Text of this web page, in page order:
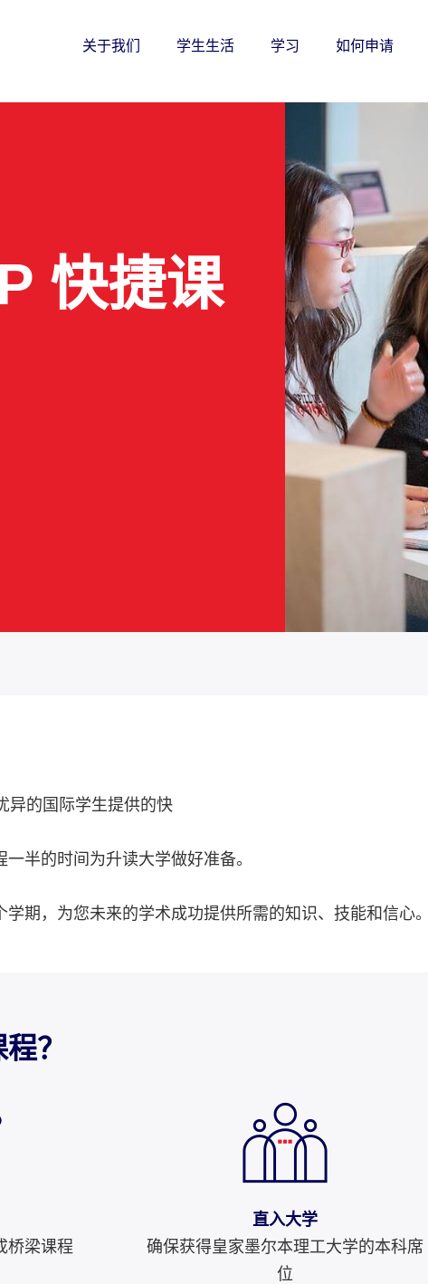
关于我们 学生生活 学习 如何申请
快捷课
异的国际学生提供的快
半的时间为升读大学做好准备。
期，为您未来的学术成功提供所需的知识、技能和信心。
？
桥梁课程
直入大学
确保获得皇家墨尔本理工大学的本科席
位